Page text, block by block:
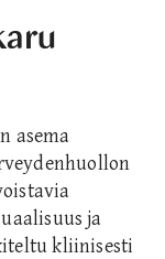
asema
ja
kliinisesti